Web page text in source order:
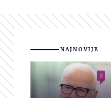
NAJNOVIJE
0